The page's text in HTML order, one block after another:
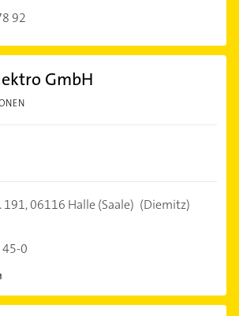
92
GmbH
191,06116 Halle (Saale) (Diemitz)
0